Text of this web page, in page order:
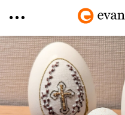
Direkt
zum
Inhalt